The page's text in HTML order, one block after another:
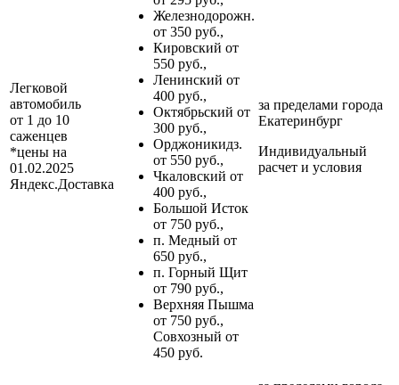
Легковой
автомобиль
от 1 до 10
саженцев
*цены на
01.02.2025
Яндекс.Доставка
Железнодорожн.
от 350 руб.,
Кировский от
550 руб.,
Ленинский от
400 руб.,
Октябрьский от
300 руб.,
Орджоникидз.
от 550 руб.,
Чкаловский от
400 руб.,
Большой Исток
от 750 руб.,
п. Медный от
650 руб.,
п. Горный Щит
от 790 руб.,
Верхняя Пышма
от 750 руб.,
Совхозный от
450 руб.
за пределами города
Екатеринбург
Индивидуальный
расчет и условия